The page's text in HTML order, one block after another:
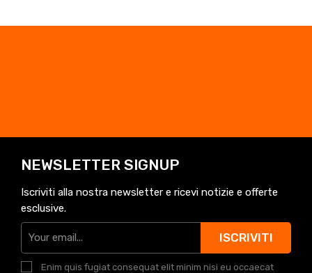
NEWSLETTER SIGNUP
Iscriviti alla nostra newsletter e ricevi notizie e offerte
esclusive.
ISCRIVITI
Enim quis fugiat consequat elit minim nisi eu occaecat